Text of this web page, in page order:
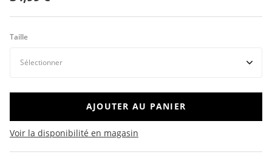
Taille
AJOUTER AU PANIER
Voir la disponibilité en magasin